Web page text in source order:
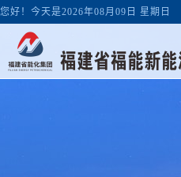
您好！今天是2026年08月09日 星期日